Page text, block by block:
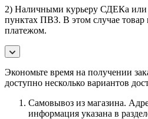
2) Наличными курьеру СДЕКа или
пунктах ПВЗ. В этом случае
платежом.
Экономьте время на получении
доступно несколько вариантов
Самовывоз из магазина.
информация указана в